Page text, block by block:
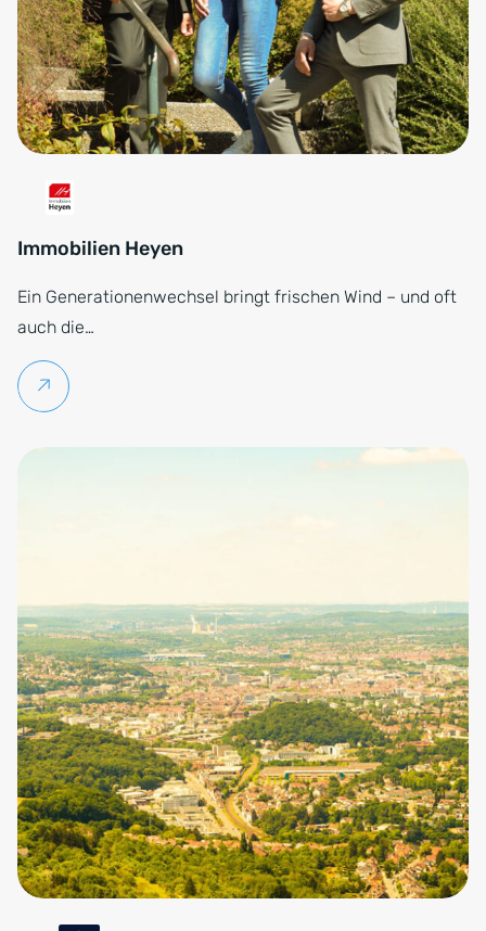
Immobilien Heyen
Ein Generationenwechsel bringt frischen Wind – und oft
auch die…
Weiterlesen